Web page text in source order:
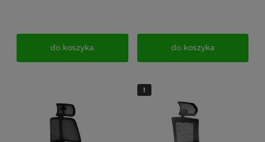
do koszyka do koszyka